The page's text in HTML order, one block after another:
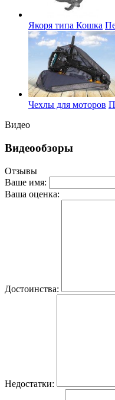
Якоря типа Кошка
Чехлы для моторов
Видео
Видеообзоры
Отзывы
Ваше имя:
Ваша оценка:
Достоинства:
Недостатки: